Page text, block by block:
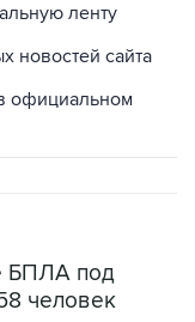
ленту
новостей сайта
официальном
БПЛА под
человек